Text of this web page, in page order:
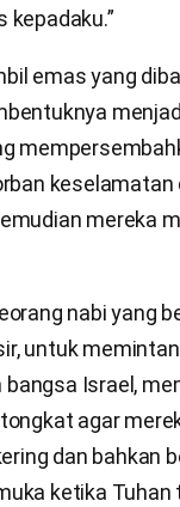
kepadaku.”
emas yang
keselamatan
mereka
nabi yang
untuk
Israel,
agar
dan bahkan
ketika Tuhan